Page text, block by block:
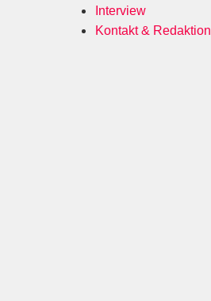
Interview
Kontakt & Redaktion